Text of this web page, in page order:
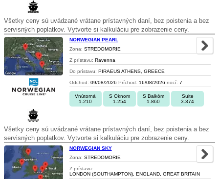
Všetky ceny sú uvádzané vrátane prístavných daní, bez poistenia a bez
servisných poplatkov. Vytvorte si kalkuláciu pre zobrazenie ceny.
NORWEGIAN PEARL
Zona: STREDOMORIE
Z prístavu: Ravenna
Do prístavu: PIRAEUS ATHENS, GREECE
Odchod: 09/08/2026 Príchod: 16/08/2026 nocí: 7
Vnútorná
1.210
S Oknom
1.254
S Balkóm
1.860
Suite
3.374
Všetky ceny sú uvádzané vrátane prístavných daní, bez poistenia a bez
servisných poplatkov. Vytvorte si kalkuláciu pre zobrazenie ceny.
NORWEGIAN SKY
Zona: STREDOMORIE
Z prístavu:
LONDON (SOUTHAMPTON), ENGLAND, GREAT BRITAIN